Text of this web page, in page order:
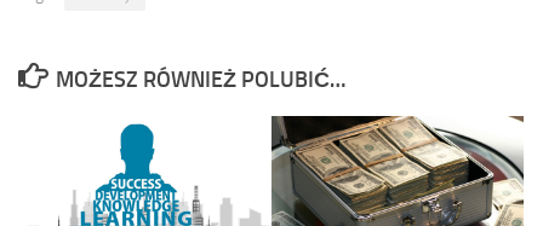
MOŻESZ RÓWNIEŻ POLUBIĆ…